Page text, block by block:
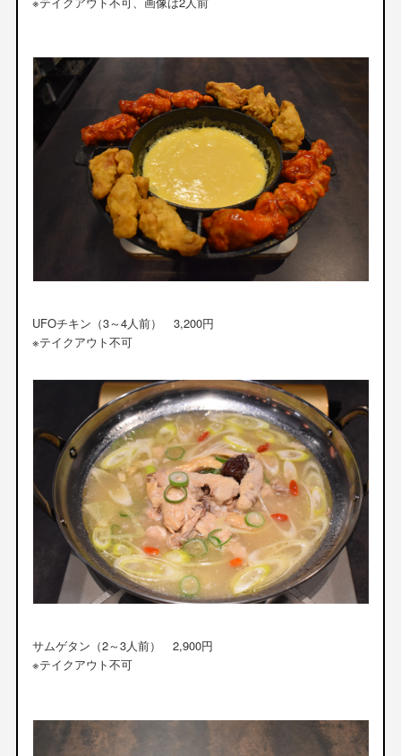
UFOチキン（3～4人前） 3,200円
※テイクアウト不可
サムゲタン（2～3人前） 2,900円
※テイクアウト不可